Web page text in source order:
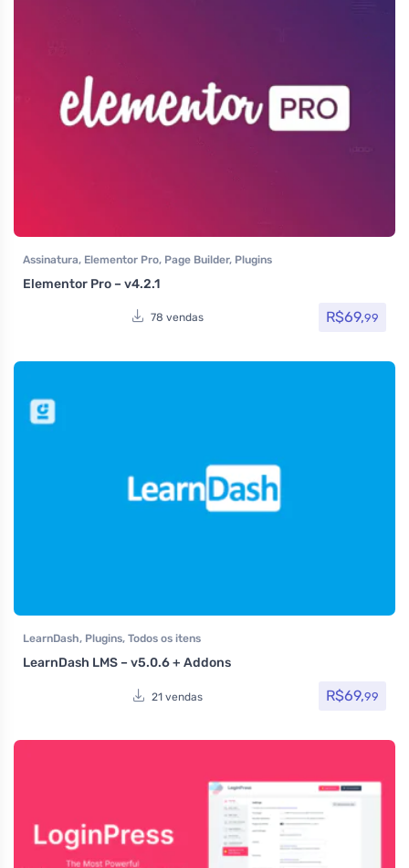
Assinatura, Elementor Pro, Page Builder, Plugins
Elementor Pro – v4.2.1
78 vendas R$69,99
LearnDash, Plugins, Todos os itens
LearnDash LMS – v5.0.6 + Addons
21 vendas R$69,99